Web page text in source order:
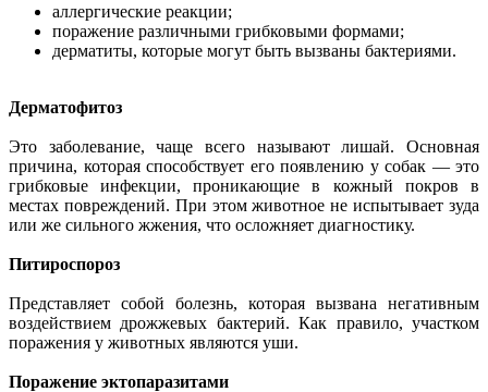
аллергические реакции;
поражение различными грибковыми формами;
дерматиты, которые могут быть вызваны бактериями.
Дерматофитоз
Это заболевание, чаще всего называют лишай. Основная
причина, которая способствует его появлению у собак — это
грибковые инфекции, проникающие в кожный покров в
местах повреждений. При этом животное не испытывает зуда
или же сильного жжения, что осложняет диагностику.
Питироспороз
Представляет собой болезнь, которая вызвана негативным
воздействием дрожжевых бактерий. Как правило, участком
поражения у животных являются уши.
Поражение эктопаразитами